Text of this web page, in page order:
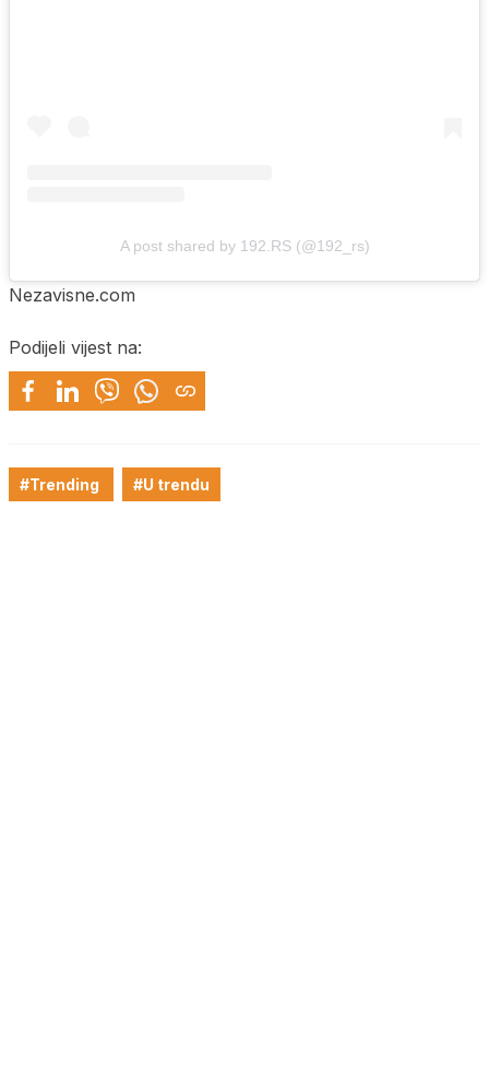
A post shared by 192.RS (@192_rs)
Nezavisne.com
Podijeli vijest na:
#Trending #U trendu